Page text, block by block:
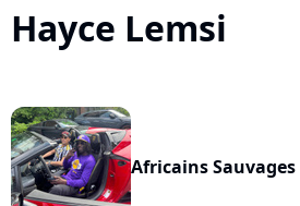
Hayce Lemsi
Africains Sauvages